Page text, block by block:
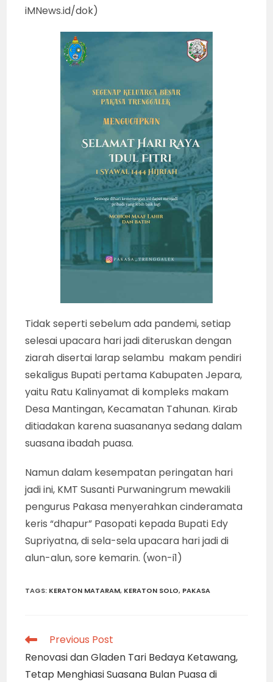
iMNews.id/dok)
Tidak seperti sebelum ada pandemi, setiap
selesai upacara hari jadi diteruskan dengan
ziarah disertai larap selambu makam pendiri
sekaligus Bupati pertama Kabupaten Jepara,
yaitu Ratu Kalinyamat di kompleks makam
Desa Mantingan, Kecamatan Tahunan. Kirab
ditiadakan karena suasananya sedang dalam
suasana ibadah puasa.
Namun dalam kesempatan peringatan hari
jadi ini, KMT Susanti Purwaningrum mewakili
pengurus Pakasa menyerahkan cinderamata
keris “dhapur” Pasopati kepada Bupati Edy
Supriyatna, di sela-sela upacara hari jadi di
alun-alun, sore kemarin. (won-i1)
TAGS: KERATON MATARAM, KERATON SOLO, PAKASA
Read
articles
Previous Post
Renovasi dan Gladen Tari Bedaya Ketawang,
Tetap Menghiasi Suasana Bulan Puasa di